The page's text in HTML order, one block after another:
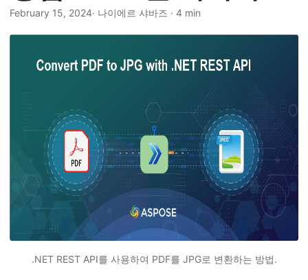
February 15, 2024· 나이에르 샤바즈 · 4 min
.NET REST API를 사용하여 PDF를 JPG로 변환하는 방법.